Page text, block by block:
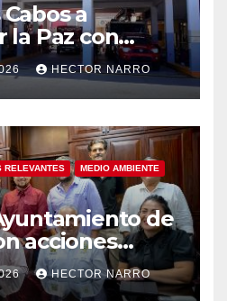
a
la Paz con
en primeros
HECTOR NARRO
RELEVANTES MEDIO AMBIENTE
de
acciones
lluvias en el
HECTOR NARRO